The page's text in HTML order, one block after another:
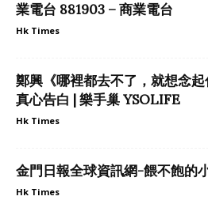
業電台 881903 – 商業電台
Hk Times
鄭興《哪裡都去不了，就想念
真心告白 | 樂手巢 YSOLIFE
Hk Times
金門日報全球資訊網-餵不飽的
Hk Times